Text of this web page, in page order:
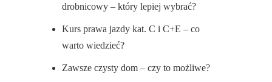
drobnicowy – który lepiej wybrać?
Kurs prawa jazdy kat. C i C+E – co
warto wiedzieć?
Zawsze czysty dom – czy to możliwe?